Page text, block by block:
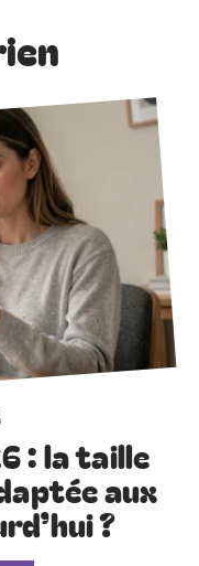
: la taille
aux
?